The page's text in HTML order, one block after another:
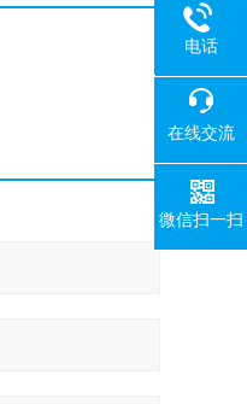
电话
400-
在线交流
微信扫一扫